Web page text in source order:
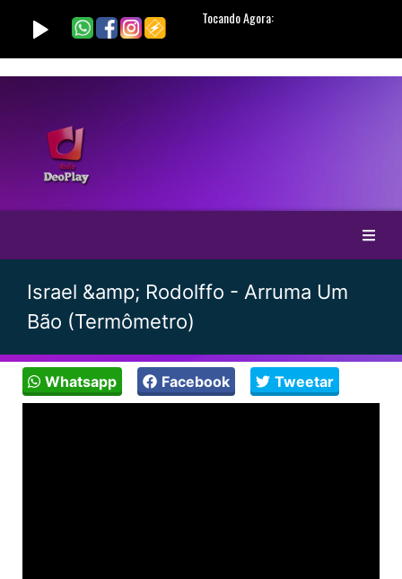
Israel &amp; Rodolffo - Arruma Um
Bão (Termômetro)
Whatsapp Facebook Tweetar